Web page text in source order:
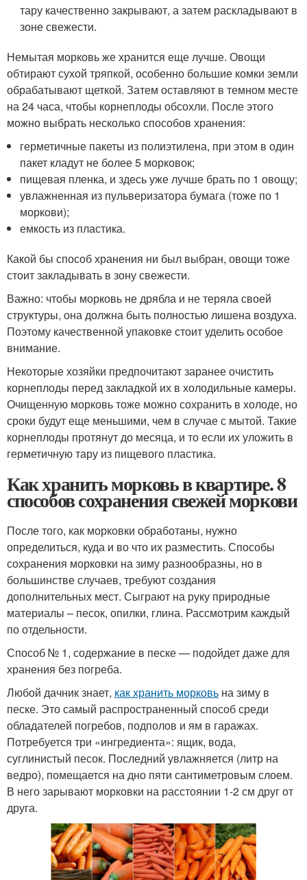
тару качественно закрывают, а затем раскладывают в
зоне свежести.
Немытая морковь же хранится еще лучше. Овощи
обтирают сухой тряпкой, особенно большие комки земли
обрабатывают щеткой. Затем оставляют в темном месте
на 24 часа, чтобы корнеплоды обсохли. После этого
можно выбрать несколько способов хранения:
герметичные пакеты из полиэтилена, при этом в один
пакет кладут не более 5 морковок;
пищевая пленка, и здесь уже лучше брать по 1 овощу;
увлажненная из пульверизатора бумага (тоже по 1
моркови);
емкость из пластика.
Какой бы способ хранения ни был выбран, овощи тоже
стоит закладывать в зону свежести.
Важно: чтобы морковь не дрябла и не теряла своей
структуры, она должна быть полностью лишена воздуха.
Поэтому качественной упаковке стоит уделить особое
внимание.
Некоторые хозяйки предпочитают заранее очистить
корнеплоды перед закладкой их в холодильные камеры.
Очищенную морковь тоже можно сохранить в холоде, но
сроки будут еще меньшими, чем в случае с мытой. Такие
корнеплоды протянут до месяца, и то если их уложить в
герметичную тару из пищевого пластика.
Как хранить морковь в квартире. 8
способов сохранения свежей моркови
После того, как морковки обработаны, нужно
определиться, куда и во что их разместить. Способы
сохранения морковки на зиму разнообразны, но в
большинстве случаев, требуют создания
дополнительных мест. Сыграют на руку природные
материалы – песок, опилки, глина. Рассмотрим каждый
по отдельности.
Способ № 1, содержание в песке — подойдет даже для
хранения без погреба.
Любой дачник знает, как хранить морковь на зиму в
песке. Это самый распространенный способ среди
обладателей погребов, подполов и ям в гаражах.
Потребуется три «ингредиента»: ящик, вода,
суглинистый песок. Последний увлажняется (литр на
ведро), помещается на дно пяти сантиметровым слоем.
В него зарывают морковки на расстоянии 1-2 см друг от
друга.